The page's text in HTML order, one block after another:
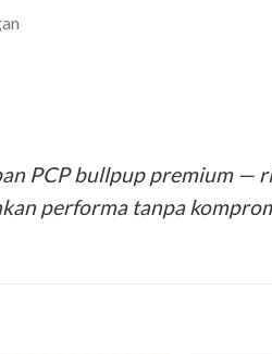
PCP bullpup premium —
performa tanpa